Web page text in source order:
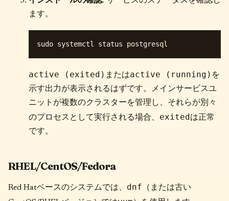
ます。
active (exited) またはactive (running) を
示す出力が表示されるはずです。メインサービスユ
ニットが複数のクラスターを管理し、それらが別々
のプロセスとして実行される場合、 exitedは正常
です。
RHEL/CentOS/Fedora
Red Hatベースのシステムでは、 dnf （または古い